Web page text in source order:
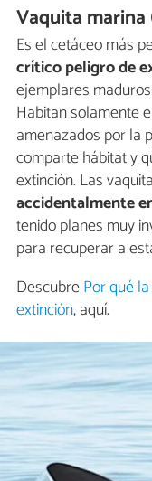
Vaquita marina
Es el cetáceo más
crítico peligro de
ejemplares
Habitan solamente
amenazados por la
comparte hábitat y
extinción. Las
accidentalmente
tenido planes muy
para recuperar a
DescubrePor qué
extinción, aquí.